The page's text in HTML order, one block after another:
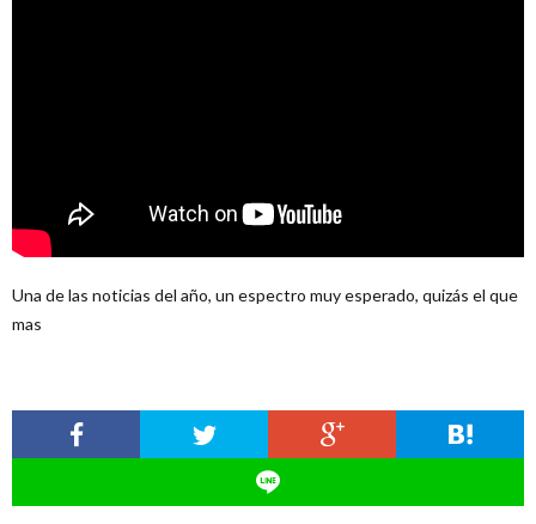
Una de las noticias del año, un espectro muy esperado, quizás el que
mas